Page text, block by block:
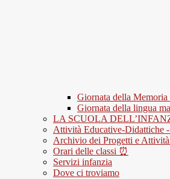
Giornata della Memoria
Giornata della lingua
LA SCUOLA
Attività Educative-Didattiche
Archivio dei Progetti e
Orari delle classi ⏰
Servizi infanzia
Dove ci troviamo